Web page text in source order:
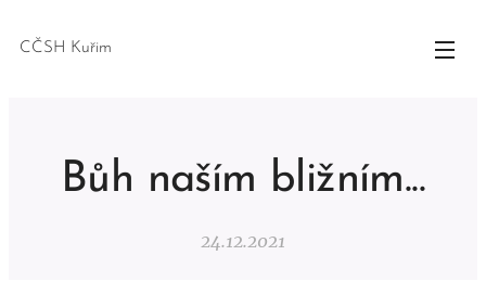
CČSH Kuřim
Bůh naším bližním...
24.12.2021